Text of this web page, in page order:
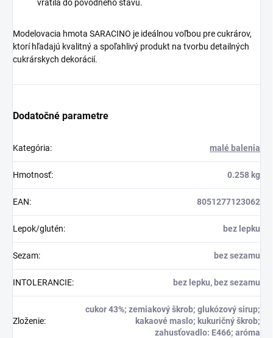
vrátila do pôvodného stavu.
Modelovacia hmota SARACINO je ideálnou voľbou pre cukrárov,
ktorí hľadajú kvalitný a spoľahlivý produkt na tvorbu detailných
cukrárskych dekorácií.
Dodatočné parametre
Kategória: malé balenia
Hmotnosť: 0.258 kg
EAN: 8051277123062
Lepok/glutén: bez lepku
Sezam: bez sezamu
INTOLERANCIE: bez lepku, bez sezamu
Zloženie:
cukor 43%; zemiakový škrob; glukózový sirup;
kakaové maslo; kukuričný škrob;
zahusťovadlo: E466; aróma